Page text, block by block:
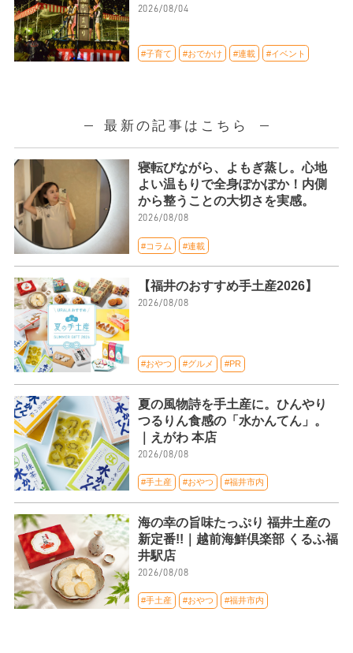
2026/08/04
#子育て #おでかけ #連載 #イベント
最新の記事はこちら
寝転びながら、よもぎ蒸し。心地
よい温もりで全身ぽかぽか！内側
から整うことの大切さを実感。
2026/08/08
#コラム #連載
【福井のおすすめ手土産2026】
2026/08/08
#おやつ #グルメ #PR
夏の風物詩を手土産に。ひんやり
つるりん食感の「水かんてん」。
｜えがわ 本店
2026/08/08
#手土産 #おやつ #福井市内
海の幸の旨味たっぷり 福井土産の
新定番!!｜越前海鮮倶楽部 くるふ福
井駅店
2026/08/08
#手土産 #おやつ #福井市内